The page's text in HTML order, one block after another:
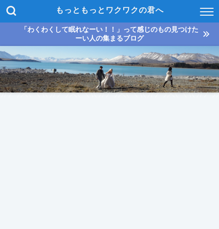
もっともっとワクワクの君へ
「わくわくして眠れなーい！！」って感じのもの見つけた
ーい人の集まるブログ